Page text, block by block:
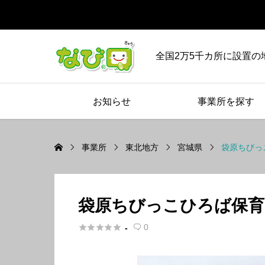
全国2万5千カ所に設置の
お知らせ 事業所を探す
事業所 東北地方 宮城県 袋原ちびっ
袋原ちびっこひろば保
 -  0